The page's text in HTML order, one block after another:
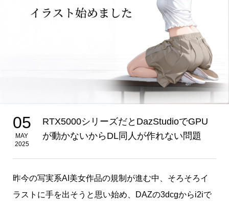
05
MAY
2025
RTX5000シリーズだとDazStudioでGPU
が動かないからDL同人が作れない問題
昨今の写実系AI美女作品の規制が進む中、そろそろイ
ラストに手を出そうと思い始め、DAZの3dcgからi2iで